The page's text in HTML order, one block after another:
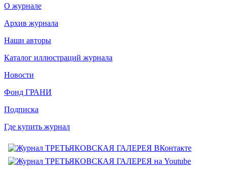
О журнале
Архив журнала
Наши авторы
Каталог иллюстраций журнала
Новости
Фонд ГРАНИ
Подписка
Где купить журнал